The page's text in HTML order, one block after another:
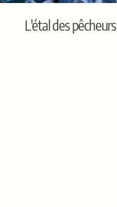
L'étal des pêcheurs